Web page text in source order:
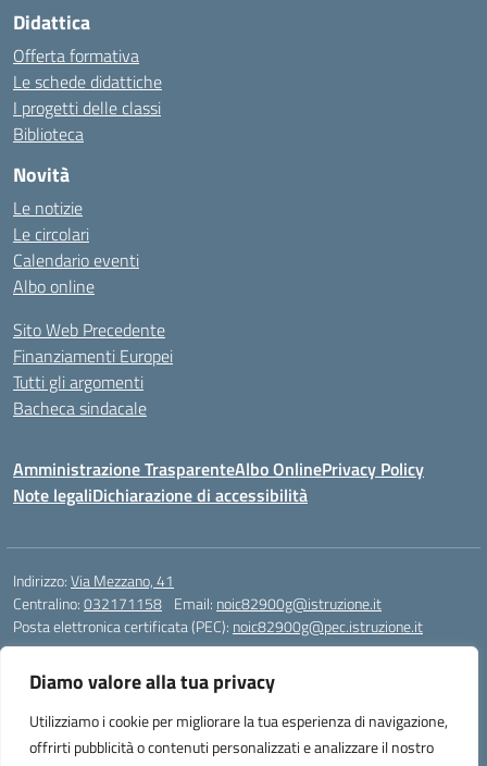
Diamo valore alla tua privacy
Utilizziamo i cookie per migliorare la tua esperienza di navigazione,
offrirti pubblicità o contenuti personalizzati e analizzare il nostro
Didattica
Offerta formativa
Le schede didattiche
I progetti delle classi
Biblioteca
Novità
Le notizie
Le circolari
Calendario eventi
Albo online
Sito Web Precedente
Finanziamenti Europei
Tutti gli argomenti
Bacheca sindacale
Amministrazione TrasparenteAlbo OnlinePrivacy Policy
Note legaliDichiarazione di accessibilità
Indirizzo:Via Mezzano, 41
Centralino:032171158 Email: noic82900g@istruzione.it
Posta elettronica certificata (PEC): noic82900g@pec.istruzione.it
Codice meccanografico:NOIC82900G
Codice Indice delle Pubbliche Amministrazioni (IPA): istsc_noic82900g
Codice unico di fatturazione (CUF): UFJ1I0